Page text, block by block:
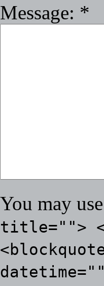
Message: *
You may
title="">